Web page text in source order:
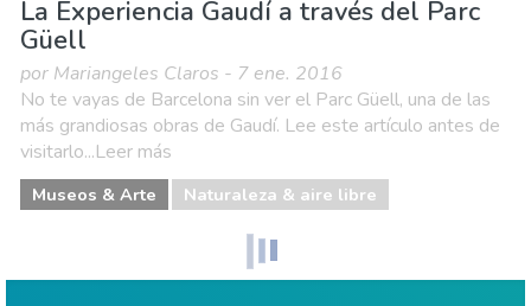
La Experiencia Gaudí a través del Parc
Güell
por Mariangeles Claros - 7 ene. 2016
No te vayas de Barcelona sin ver el Parc Güell, una de las
más grandiosas obras de Gaudí. Lee este artículo antes de
visitarlo...Leer más
Museos & Arte Naturaleza & aire libre